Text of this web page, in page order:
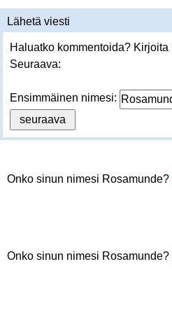
Lähetä viesti
Haluatko kommentoida?
Seuraava:
Ensimmäinen nimesi:
Onko sinun nimesi Rosamunde?
Onko sinun nimesi Rosamunde?